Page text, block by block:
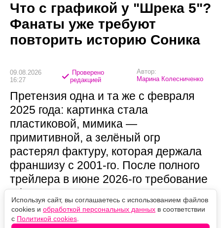
Что с графикой у "Шрека 5"?
Фанаты уже требуют
повторить историю Соника
09.08.2026
16:27
Проверено
редакцией
Автор:
Марина Колесниченко
Претензия одна и та же с февраля
2025 года: картинка стала
пластиковой, мимика —
примитивной, а зелёный огр
растерял фактуру, которая держала
франшизу с 2001-го. После полного
трейлера в июне 2026-го требование
оформилось окончательно —
переделайте, как переделали
Соника. DreamWorks пока не
Используя сайт, вы соглашаетесь с использованием файлов
cookies и обработкой персональных данных в соответствии
с Политикой cookies